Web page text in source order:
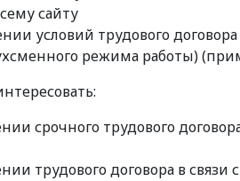
сайту
условий трудового
режима работы)
срочного трудового
трудового договора в связи с